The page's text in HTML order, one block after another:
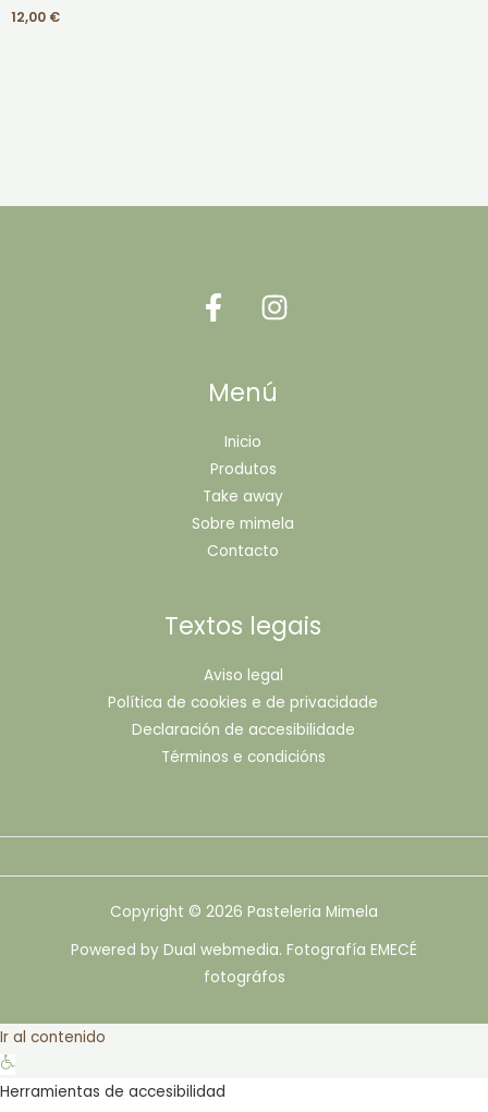
12,00 €
Menú
Inicio
Produtos
Take away
Sobre mimela
Contacto
Textos legais
Aviso legal
Política de cookies e de privacidade
Declaración de accesibilidade
Términos e condicións
Copyright © 2026 Pasteleria Mimela
Powered by Dual webmedia. Fotografía EMECÉ
fotográfos
Ir al contenido
Abrir
barra
Herramientas de accesibilidad